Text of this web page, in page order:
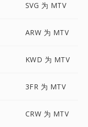
SVG 为 MTV
ARW 为 MTV
KWD 为 MTV
3FR 为 MTV
CRW 为 MTV